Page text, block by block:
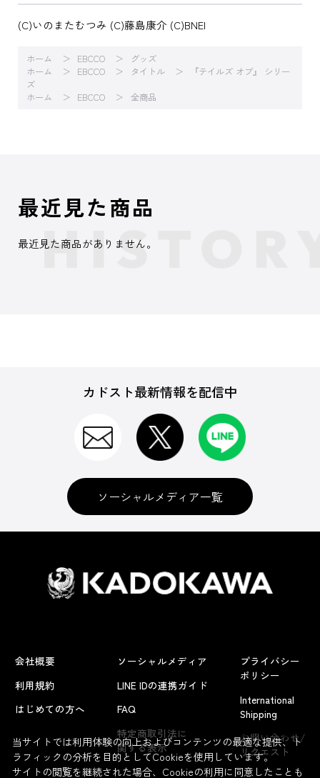
(C)いのまたむつみ (C)藤島康介 (C)BNEI
ホーム EBCCO
グッズ
ホーム
EBCCO タイトル
『テイルズ オブ』 シリー
ズ
ホーム
EBCCO 全商品
よくあるお問い合わせ
最近見た商品
最近見た商品がありません。
カドスト最新情報を配信中
ソーシャルメディア一覧
会社概要
利用規約
はじめての方へ
ソーシャルメディア
LINE IDの連携ガイド
FAQ
特定商取引法に
関する表示
プライバシー
ポリシー
International
Shipping
お問い合わせ/
リクエスト
当サイトでは利用体験の向上およびコンテンツの最適な提供、ト
ラフィックの分析を目的としてCookieを使用しています。
サイトの閲覧を継続された場合、Cookieの利用に同意したことも